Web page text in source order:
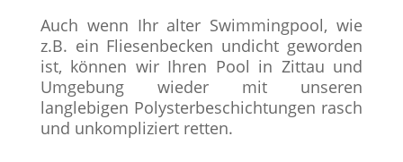
Auch wenn Ihr alter Swimmingpool, wie
z.B. ein Fliesenbecken undicht geworden
ist, können wir Ihren Pool in Zittau und
Umgebung wieder mit unseren
langlebigen Polysterbeschichtungen rasch
und unkompliziert retten.